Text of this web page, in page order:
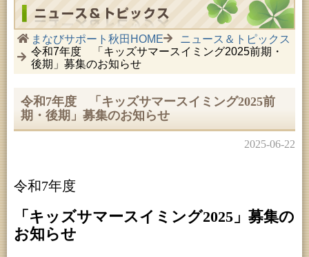
まなびサポート秋田HOME
ニュース＆トピックス
令和7年度 「キッズサマースイミング2025前期・
後期」募集のお知らせ
令和7年度 「キッズサマースイミング2025前
期・後期」募集のお知らせ
2025-06-22
令和7年度
「キッズサマースイミング2025」募集の
お知らせ